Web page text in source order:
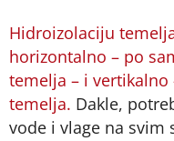
Hidroizolaciju
horizontalno – po
temelja – i
temelja. Dakle,
vode i vlage na